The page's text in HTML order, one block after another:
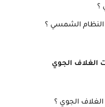
؟
الشمسي ؟
الغلاف الجوي
الجوي ؟